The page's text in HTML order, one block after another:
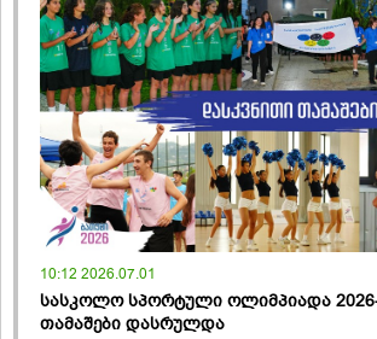
10:12 2026.07.01
სასკოლო სპორტული ოლიმპიადა
თამაშები დასრულდა